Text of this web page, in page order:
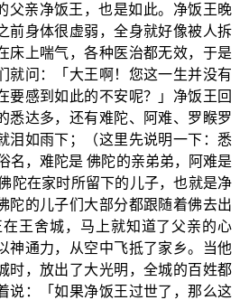
父亲净饭王，也是如此。净饭王晚
前身体很虚弱，全身就好像被人拆
床上喘气，各种医治都无效，于是
就问：「大王啊！您这一生并没有
要感到如此的不安呢？」净饭王回
悉达多，还有难陀、阿难、罗睺罗
泪如雨下；（这里先说明一下：悉
名，难陀是 佛陀的亲弟弟，阿难是
陀在家时所留下的儿子，也就是净
陀的儿子们大部分都跟随着佛去出
王舍城，马上就知道了父亲的心
神通力，从空中飞抵了家乡。当他
时，放出了大光明，全城的百姓都
说：「如果净饭王过世了，那么这